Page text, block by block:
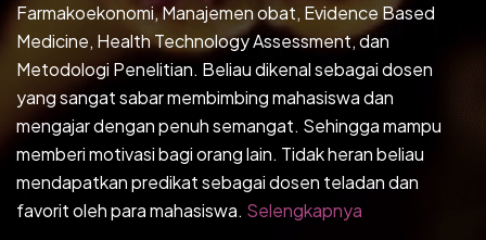
Farmakoekonomi, Manajemen obat, Evidence Based
Medicine, Health Technology Assessment, dan
Metodologi Penelitian. Beliau dikenal sebagai dosen
yang sangat sabar membimbing mahasiswa dan
mengajar dengan penuh semangat. Sehingga mampu
memberi motivasi bagi orang lain. Tidak heran beliau
mendapatkan predikat sebagai dosen teladan dan
favorit oleh para mahasiswa. Selengkapnya